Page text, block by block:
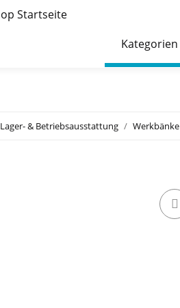
Kategorien
Lager- & Betriebsausstattung Werkbänke